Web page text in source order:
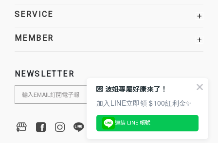
SERVICE +
MEMBER +
NEWSLETTER
💌 波妞專屬好康來了！
加入LINE立即領 $100紅利金✨
連結 LINE 帳號